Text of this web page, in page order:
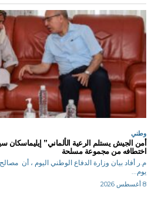
وطني
أمن الجيش يستلم الرعية الألماني” إيليماسكان
اختطافه من مجموعة مسلحة
م.ر أفاد بيان وزارة الدفاع الوطني اليوم ، أن
يوم...
8 أغسطس 2026